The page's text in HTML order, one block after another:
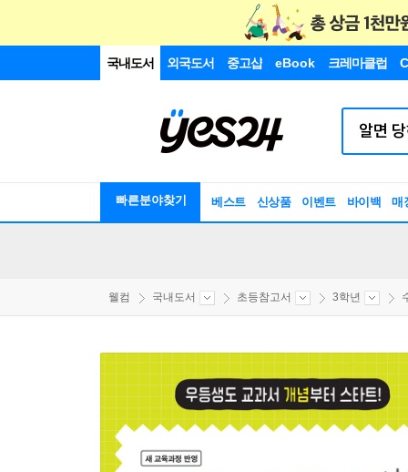
국내도서 외국도서 중고샵 eBook 크레마클럽
빠른분야찾기 베스트 신상품 이벤트 바이백 매
웰컴 국내도서 초등참고서 3학년